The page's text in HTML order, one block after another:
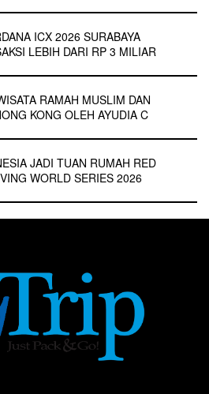
ICX 2026 SURABAYA
LEBIH DARI RP 3 MILIAR
RAMAH MUSLIM DAN
KONG OLEH AYUDIA C
JADI TUAN RUMAH RED
WORLD SERIES 2026